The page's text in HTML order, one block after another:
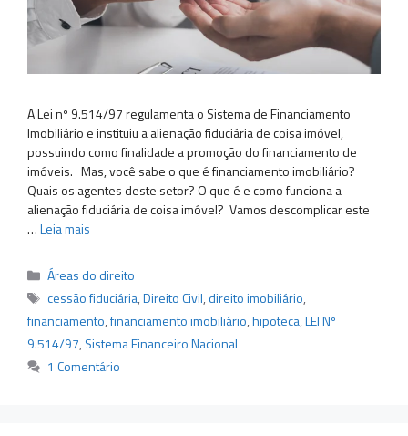
A Lei nº 9.514/97 regulamenta o Sistema de Financiamento
Imobiliário e instituiu a alienação fiduciária de coisa imóvel,
possuindo como finalidade a promoção do financiamento de
imóveis. Mas, você sabe o que é financiamento imobiliário?
Quais os agentes deste setor? O que é e como funciona a
alienação fiduciária de coisa imóvel? Vamos descomplicar este
…Leia mais
Categorias
Áreas do direito
Tags
cessão fiduciária,Direito Civil,direito imobiliário,
financiamento,financiamento imobiliário,hipoteca,LEI Nº
9.514/97, Sistema Financeiro Nacional
1 Comentário